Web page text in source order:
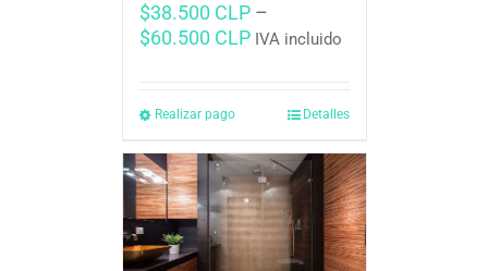
$38.500 CLP–
$60.500 CLP IVA incluido
Realizar pago Detalles